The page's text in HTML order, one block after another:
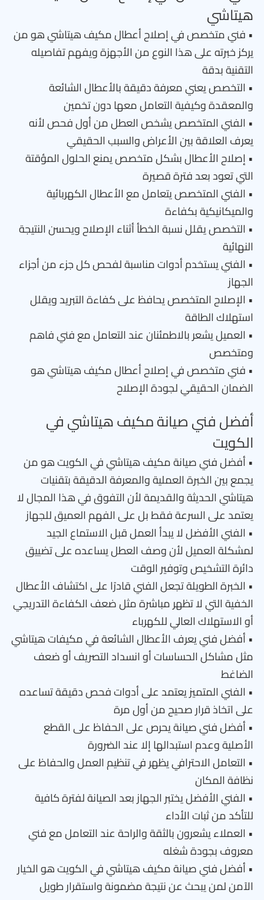
هيتاشي
• فني متخصص في إصلاح أعطال مكيف هيتاشي هو من
يركز خبرته على هذا النوع من الأجهزة ويفهم تفاصيله
التقنية بدقة
• التخصص يعني معرفة دقيقة بالأعطال الشائعة
والمعقدة وكيفية التعامل معها دون تخمين
• الفني المتخصص يشخص العطل من أول فحص لأنه
يعرف العلاقة بين الأعراض والسبب الحقيقي
• إصلاح الأعطال بشكل متخصص يمنع الحلول المؤقتة
التي تعود بعد فترة قصيرة
• الفني المتخصص يتعامل مع الأعطال الكهربائية
والميكانيكية بكفاءة
• التخصص يقلل نسبة الخطأ أثناء الإصلاح ويحسن النتيجة
النهائية
• الفني يستخدم أدوات مناسبة لفحص كل جزء من أجزاء
الجهاز
• الإصلاح المتخصص يحافظ على كفاءة التبريد ويقلل
استهلاك الطاقة
• العميل يشعر بالاطمئنان عند التعامل مع فني فاهم
ومتخصص
• فني متخصص في إصلاح أعطال مكيف هيتاشي هو
الضمان الحقيقي لجودة الإصلاح
أفضل فني صيانة مكيف هيتاشي في
الكويت
• أفضل فني صيانة مكيف هيتاشي في الكويت هو من
يجمع بين الخبرة العملية والمعرفة الدقيقة بتقنيات
هيتاشي الحديثة والقديمة لأن التفوق في هذا المجال لا
يعتمد على السرعة فقط بل على الفهم العميق للجهاز
• الفني الأفضل لا يبدأ العمل قبل الاستماع الجيد
لمشكلة العميل لأن وصف العطل يساعده على تضييق
دائرة التشخيص وتوفير الوقت
• الخبرة الطويلة تجعل الفني قادرًا على اكتشاف الأعطال
الخفية التي لا تظهر مباشرة مثل ضعف الكفاءة التدريجي
أو الاستهلاك العالي للكهرباء
• أفضل فني يعرف الأعطال الشائعة في مكيفات هيتاشي
مثل مشاكل الحساسات أو انسداد التصريف أو ضعف
الضاغط
• الفني المتميز يعتمد على أدوات فحص دقيقة تساعده
على اتخاذ قرار صحيح من أول مرة
• أفضل فني صيانة يحرص على الحفاظ على القطع
الأصلية وعدم استبدالها إلا عند الضرورة
• التعامل الاحترافي يظهر في تنظيم العمل والحفاظ على
نظافة المكان
• الفني الأفضل يختبر الجهاز بعد الصيانة لفترة كافية
للتأكد من ثبات الأداء
• العملاء يشعرون بالثقة والراحة عند التعامل مع فني
معروف بجودة شغله
• أفضل فني صيانة مكيف هيتاشي في الكويت هو الخيار
الآمن لمن يبحث عن نتيجة مضمونة واستقرار طويل